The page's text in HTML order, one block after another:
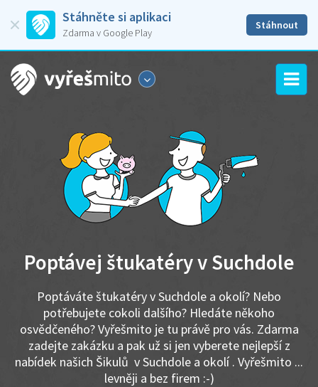
Stáhněte si aplikaci
Zdarma v Google Play
Stáhnout
Poptávej štukatéry v Suchdole
Poptáváte štukatéry v Suchdole a okolí? Nebo
potřebujete cokoli dalšího? Hledáte někoho
osvědčeného? Vyřešmito je tu právě pro vás. Zdarma
zadejte zakázku a pak už si jen vyberete nejlepší z
nabídek našich Šikulů v Suchdole a okolí . Vyřešmito ...
levněji a bez firem :-)